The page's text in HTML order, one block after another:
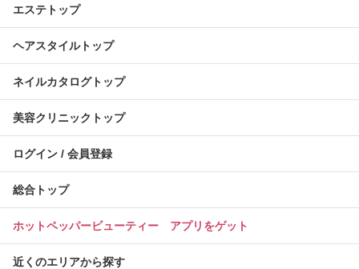
エステトップ
ヘアスタイルトップ
ネイルカタログトップ
美容クリニックトップ
ログイン / 会員登録
総合トップ
ホットペッパービューティー アプリをゲット
近くのエリアから探す